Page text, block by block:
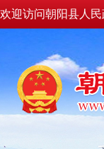
欢迎访问朝阳县人